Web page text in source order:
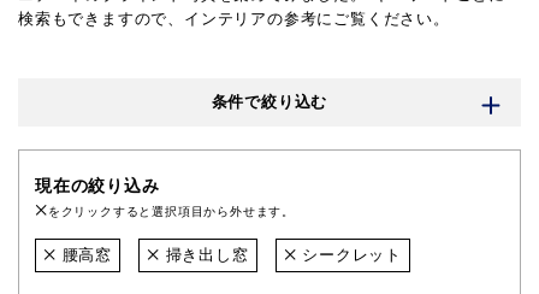
検索もできますので、インテリアの参考にご覧ください。
条件で絞り込む
現在の絞り込み
をクリックすると選択項目から外せます。
腰高窓 掃き出し窓 シークレット